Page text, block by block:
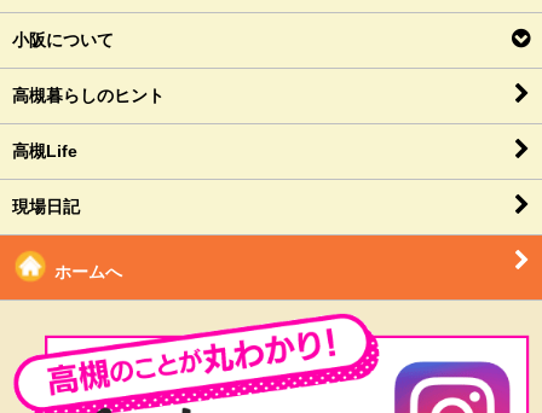
小阪について
高槻暮らしのヒント
高槻Life
現場日記
ホームへ